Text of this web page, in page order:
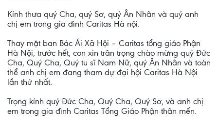
Kính thưa quý Cha, quý Sơ, quý Ân Nhân và quý anh
chị em trong gia đình Caritas Hà nội.
Thay mặt ban Bác Ái Xã Hội – Caritas tổng giáo Phận
Hà Nội, trước hết, con xin trân trọng chào mừng quý Đức
Cha, Quý Cha, Quý tu sĩ Nam Nữ, quý Ân Nhân và toàn
thể anh chị em đang tham dự đại hội Caritas Hà Nội
lần thứ nhất.
Trọng kính quý Đức Cha, Quý Cha, Quý Sơ, và anh chị
em trong gia đình Caritas Tổng Giáo Phận thân mến.